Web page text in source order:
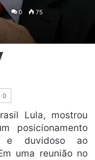
0 75
0
Lula, mostrou
posicionamento
e duvidoso ao
uma reunião no